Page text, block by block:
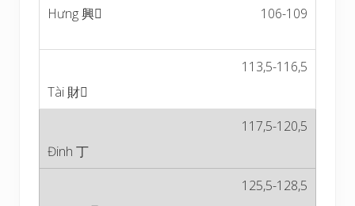
106-109
113,5-116,5
117,5-120,5
125,5-128,5